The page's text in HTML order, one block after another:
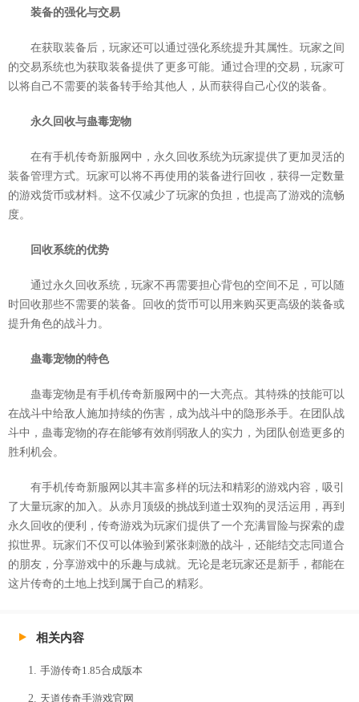
装备的强化与交易
在获取装备后，玩家还可以通过强化系统提升其属性。玩家之间
的交易系统也为获取装备提供了更多可能。通过合理的交易，玩家可
以将自己不需要的装备转手给其他人，从而获得自己心仪的装备。
永久回收与蛊毒宠物
在有手机传奇新服网中，永久回收系统为玩家提供了更加灵活的
装备管理方式。玩家可以将不再使用的装备进行回收，获得一定数量
的游戏货币或材料。这不仅减少了玩家的负担，也提高了游戏的流畅
度。
回收系统的优势
通过永久回收系统，玩家不再需要担心背包的空间不足，可以随
时回收那些不需要的装备。回收的货币可以用来购买更高级的装备或
提升角色的战斗力。
蛊毒宠物的特色
蛊毒宠物是有手机传奇新服网中的一大亮点。其特殊的技能可以
在战斗中给敌人施加持续的伤害，成为战斗中的隐形杀手。在团队战
斗中，蛊毒宠物的存在能够有效削弱敌人的实力，为团队创造更多的
胜利机会。
有手机传奇新服网以其丰富多样的玩法和精彩的游戏内容，吸引
了大量玩家的加入。从赤月顶级的挑战到道士双狗的灵活运用，再到
永久回收的便利，传奇游戏为玩家们提供了一个充满冒险与探索的虚
拟世界。玩家们不仅可以体验到紧张刺激的战斗，还能结交志同道合
的朋友，分享游戏中的乐趣与成就。无论是老玩家还是新手，都能在
这片传奇的土地上找到属于自己的精彩。
相关内容
手游传奇1.85合成版本
天道传奇手游戏官网